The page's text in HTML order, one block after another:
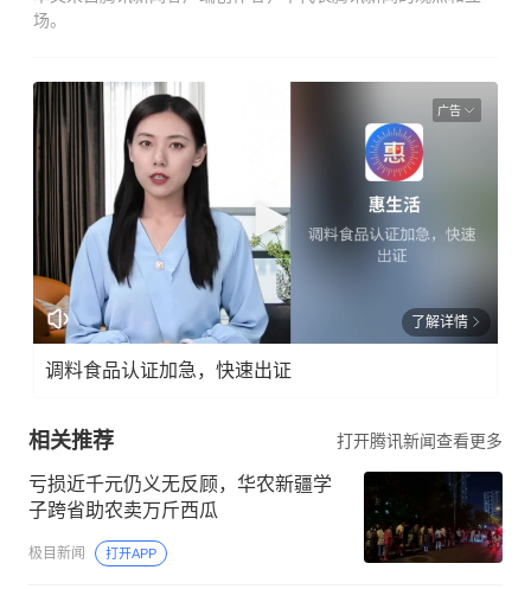
场。
广告
了解详情
调料食品认证加急，快速出证
相关推荐 打开腾讯新闻查看更多
亏损近千元仍义无反顾，华农新疆学
子跨省助农卖万斤西瓜
极目新闻 打开APP